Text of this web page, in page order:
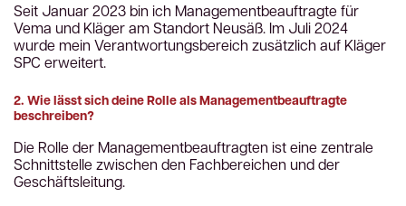
Seit Januar 2023 bin ich Managementbeauftragte für
Vema und Kläger am Standort Neusäß. Im Juli 2024
wurde mein Verantwortungsbereich zusätzlich auf Kläger
SPC erweitert.
2. Wie lässt sich deine Rolle als Managementbeauftragte
beschreiben?
Die Rolle der Managementbeauftragten ist eine zentrale
Schnittstelle zwischen den Fachbereichen und der
Geschäftsleitung.